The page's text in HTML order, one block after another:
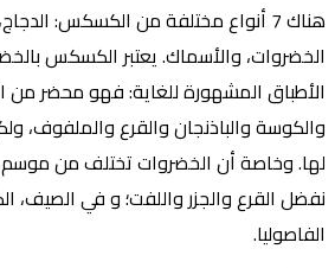
هناك 7 أنواع مختلفة من الكسكس:
الخضروات، والأسماك. يعتبر الكسكس
الأطباق المشهورة للغاية: فهو محضر من
والكوسة والباذنجان والقرع والملفوف،
لها. وخاصة أن الخضروات تختلف من موسم
نفضل القرع والجزر واللفت؛ و في الصيف،
الفاصوليا.